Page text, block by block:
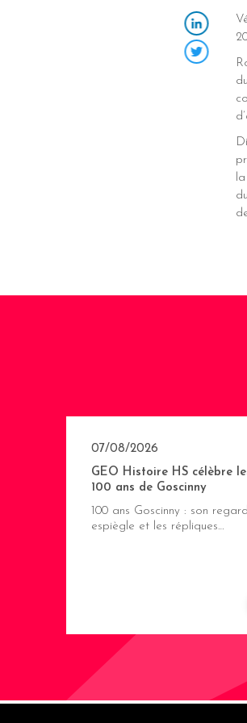
LinkedIn
07/08/2026
GEO Histoire HS célèbre
100 ans de Goscinny
100 ans Goscinny : son regard
espiègle et les répliques…